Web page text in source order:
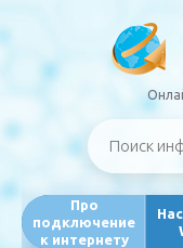
Про
подключение
к интернету